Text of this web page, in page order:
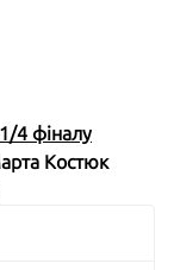
4 фіналу
Костюк